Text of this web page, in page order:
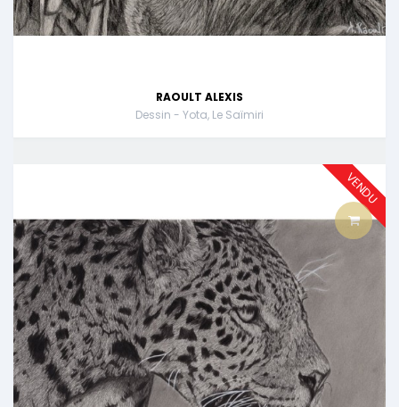
RAOULT ALEXIS
Dessin - Yota, Le Saïmiri
VENDU